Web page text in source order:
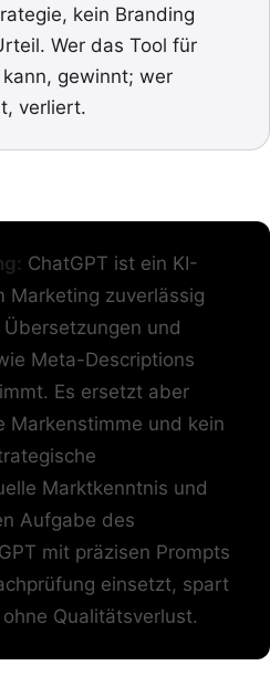
kein Branding
Wer das Tool für
gewinnt; wer
verliert.
ChatGPT ist ein KI-
Marketing zuverlässig
und
Meta-Descriptions
Es ersetzt aber
Markenstimme und kein
Marktkenntnis und
Aufgabe des
mit präzisen Prompts
einsetzt, spart
Qualitätsverlust.